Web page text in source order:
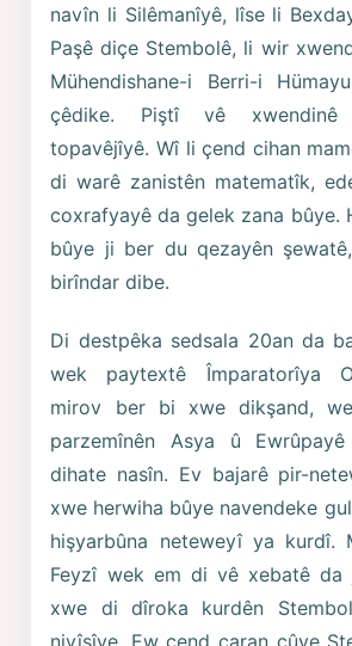
navîn li Silêmanîyê, lîse li
Paşê diçe Stembolê, li wir
Mühendishane-i Berri-i
çêdike. Piştî vê
topavêjîyê. Wî li çend cihan
di warê zanistên matematîk,
coxrafyayê da gelek zana bûye.
bûye ji ber du qezayên
birîndar dibe.
Di destpêka sedsala 20an da
wek paytextê Împaratorîya
mirov ber bi xwe dikşand,
parzemînên Asya û
dihate nasîn. Ev bajarê pir-
xwe herwiha bûye navendeke
hişyarbûna neteweyî ya kurdî.
Feyzî wek em di vê xebatê da
xwe di dîroka kurdên